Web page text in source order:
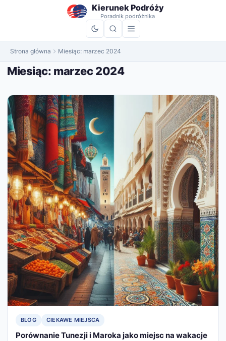
Kierunek Podróży
Poradnik podróżnika
Strona główna Miesiąc: marzec 2024
Miesiąc: marzec 2024
BLOG CIEKAWE MIEJSCA
Porównanie Tunezji i Maroka jako miejsc na wakacje